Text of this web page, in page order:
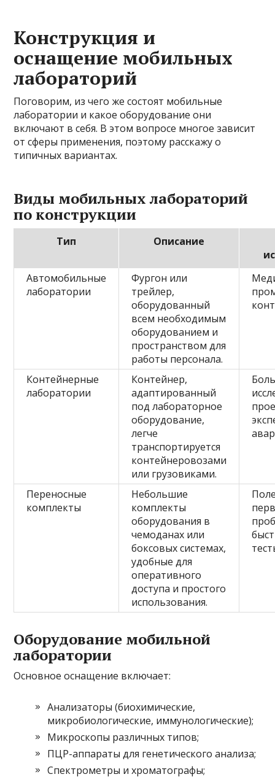
Конструкция и
оснащение мобильных
лабораторий
Поговорим, из чего же состоят мобильные
лаборатории и какое оборудование они
включают в себя. В этом вопросе многое зависит
от сферы применения, поэтому расскажу о
типичных вариантах.
Виды мобильных лабораторий
по конструкции
Тип
Описание
Автомобильные
лаборатории
Фургон или
трейлер,
оборудованный
всем необходимым
оборудованием и
пространством для
работы персонала.
Контейнерные
лаборатории
Контейнер,
адаптированный
под лабораторное
оборудование,
легче
транспортируется
контейнеровозами
или грузовиками.
Переносные
комплекты
Небольшие
комплекты
оборудования в
чемоданах или
боксовых системах,
удобные для
оперативного
доступа и простого
использования.
Оборудование мобильной
лаборатории
Основное оснащение включает:
Анализаторы (биохимические,
микробиологические, иммунологические);
Микроскопы различных типов;
ПЦР-аппараты для генетического анализа;
Спектрометры и хроматографы;